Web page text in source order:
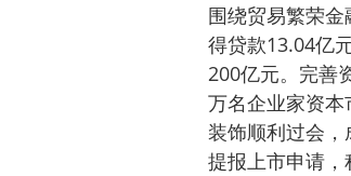
围绕贸易繁荣
得贷款13.04亿
200亿元。完善
万名企业家资
装饰顺利过会
提报上市申请